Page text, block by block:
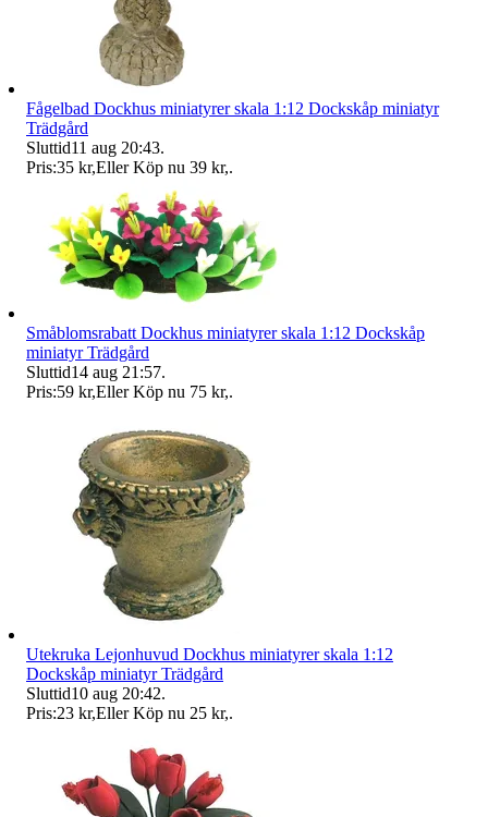
Fågelbad Dockhus miniatyrer skala 1:12 Dockskåp miniatyr
Trädgård
Sluttid11 aug 20:43.
Pris:35 kr,Eller Köp nu 39 kr,.
Småblomsrabatt Dockhus miniatyrer skala 1:12 Dockskåp
miniatyr Trädgård
Sluttid14 aug 21:57.
Pris:59 kr,Eller Köp nu 75 kr,.
Utekruka Lejonhuvud Dockhus miniatyrer skala 1:12
Dockskåp miniatyr Trädgård
Sluttid10 aug 20:42.
Pris:23 kr,Eller Köp nu 25 kr,.